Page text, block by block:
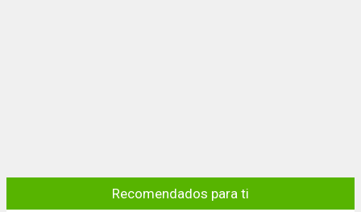
Recomendados para ti